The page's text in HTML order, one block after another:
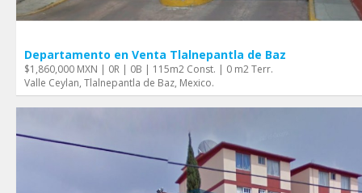
Departamento en Venta Tlalnepantla de Baz
$1,860,000 MXN | 0R | 0B | 115m2 Const. | 0 m2 Terr.
Valle Ceylan, Tlalnepantla de Baz, Mexico.